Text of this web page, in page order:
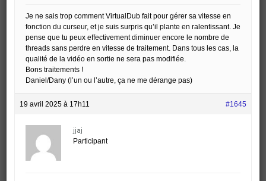
Je ne sais trop comment VirtualDub fait pour gérer sa vitesse en
fonction du curseur, et je suis surpris qu’il plante en ralentissant. Je
pense que tu peux effectivement diminuer encore le nombre de
threads sans perdre en vitesse de traitement. Dans tous les cas, la
qualité de la vidéo en sortie ne sera pas modifiée.
Bons traitements !
Daniel/Dany (l’un ou l’autre, ça ne me dérange pas)
19 avril 2025 à 17h11 #1645
jjaj
Participant